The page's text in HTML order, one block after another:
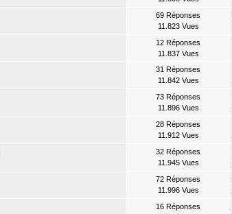
69 Réponses
11.823 Vues
12 Réponses
11.837 Vues
31 Réponses
11.842 Vues
73 Réponses
11.896 Vues
28 Réponses
11.912 Vues
32 Réponses
11.945 Vues
72 Réponses
11.996 Vues
16 Réponses